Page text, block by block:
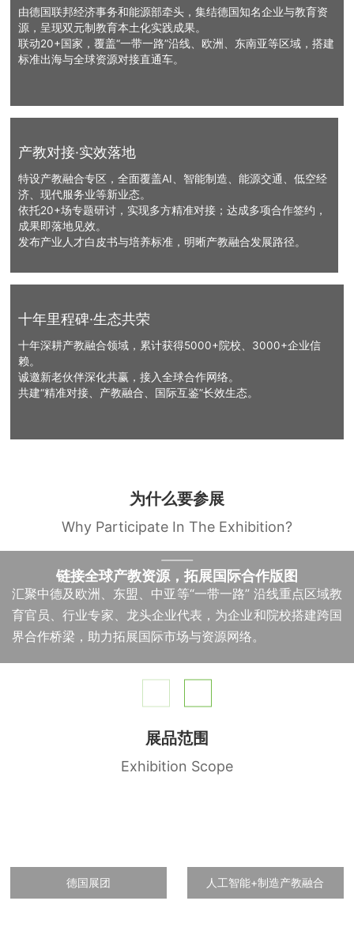
由德国联邦经济事务和能源部牵头，集结德国知名企业与教育资
源，呈现双元制教育本土化实践成果。
联动20+国家，覆盖“一带一路”沿线、欧洲、东南亚等区域，搭建
标准出海与全球资源对接直通车。
产教对接·实效落地
特设产教融合专区，全面覆盖AI、智能制造、能源交通、低空经
济、现代服务业等新业态。
依托20+场专题研讨，实现多方精准对接；达成多项合作签约，
成果即落地见效。
发布产业人才白皮书与培养标准，明晰产教融合发展路径。
十年里程碑·生态共荣
十年深耕产教融合领域，累计获得5000+院校、3000+企业信
赖。
诚邀新老伙伴深化共赢，接入全球合作网络。
共建“精准对接、产教融合、国际互鉴”长效生态。
为什么要参展
Why Participate In The Exhibition?
链接全球产教资源，拓展国际合作版图
汇聚中德及欧洲、东盟、中亚等“一带一路” 沿线重点区域教
育官员、行业专家、龙头企业代表，为企业和院校搭建跨国
界合作桥梁，助力拓展国际市场与资源网络。
展品范围
Exhibition Scope
德国展团 人工智能+制造产教融合